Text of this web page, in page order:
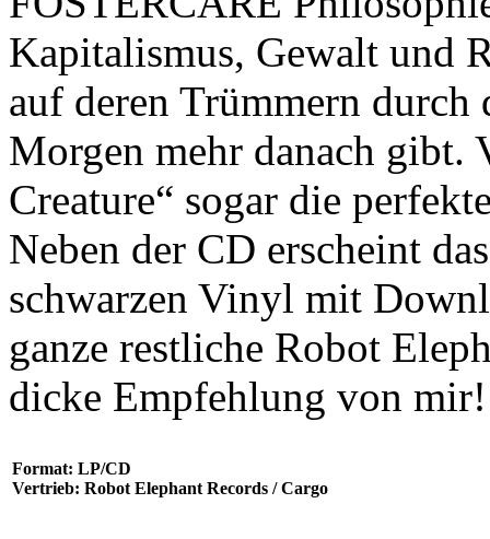
Kapitalismus, Gewalt und
auf deren Trümmern durch
Morgen mehr danach
Creature“ sogar die
Neben der CD erscheint
schwarzen Vinyl mit
ganze restliche Robot
dicke Empfehlung von
Format: LP/CD
Vertrieb: Robot Elephant Records / Cargo